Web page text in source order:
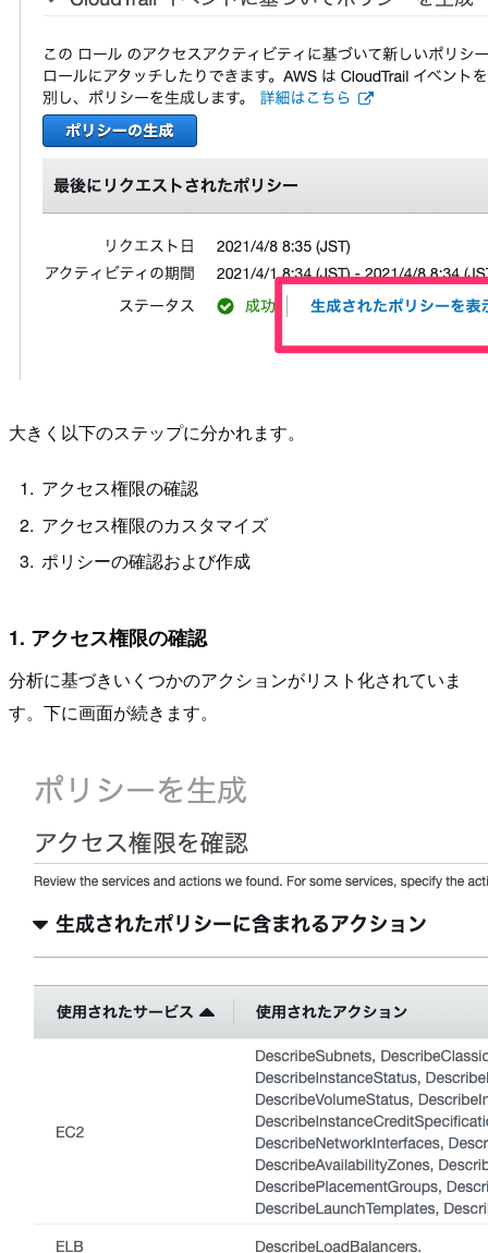
大きく以下のステップに分かれます。
アクセス権限の確認
アクセス権限のカスタマイズ
ポリシーの確認および作成
1. アクセス権限の確認
分析に基づきいくつかのアクションがリスト化されていま
す。下に画面が続きます。